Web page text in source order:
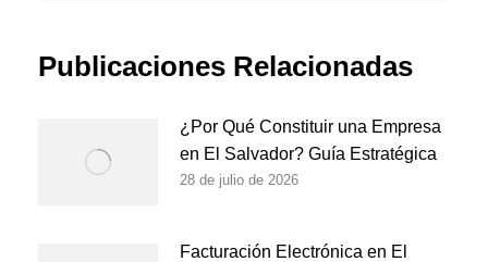
Publicaciones Relacionadas
¿Por Qué Constituir una Empresa
en El Salvador? Guía Estratégica
28 de julio de 2026
Facturación Electrónica en El